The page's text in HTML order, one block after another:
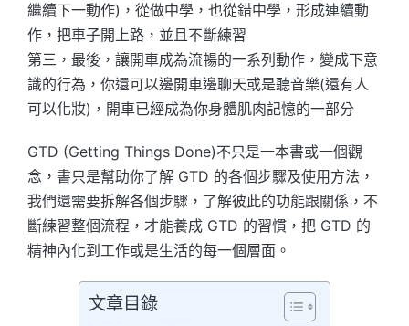
繼續下一動作)，從做中學，也從錯中學，形成連續動
作，把車子開上路，並且不斷練習
第三，最後，讓開車成為流暢的一系列動作，變成下意
識的行為，你還可以邊開車邊聊天或是聽音樂(還有人
可以化妝)，開車已經成為你身體肌肉記憶的一部分
GTD (Getting Things Done)不只是一本書或一個觀
念，書只是幫助你了解 GTD 的各個步驟及使用方法，
我們還需要拆解各個步驟，了解彼此的功能跟關係，不
斷練習整個流程，才能養成 GTD 的習慣，把 GTD 的
精神內化到工作或是生活的每一個層面。
文章目錄